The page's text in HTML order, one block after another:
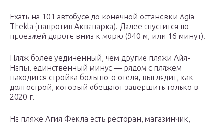
Ехать на 101 автобусе до конечной остановки Agia
Thekla (напротив Аквапарка). Далее спустится по
проезжей дороге вниз к морю (940 м, или 16 минут).
Пляж более уединенный, чем другие пляжи Айя-
Напы, единственный минус — рядом с пляжем
находится стройка большого отеля, выглядит, как
долгострой, который обещают завершить только в
2020 г.
На пляже Агия Фекла есть ресторан, магазинчик,